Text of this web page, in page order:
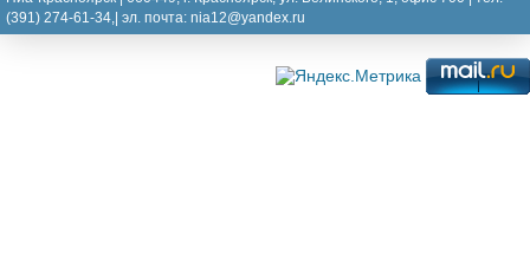
(391) 274-61-34,| эл. почта: nia12@yandex.ru